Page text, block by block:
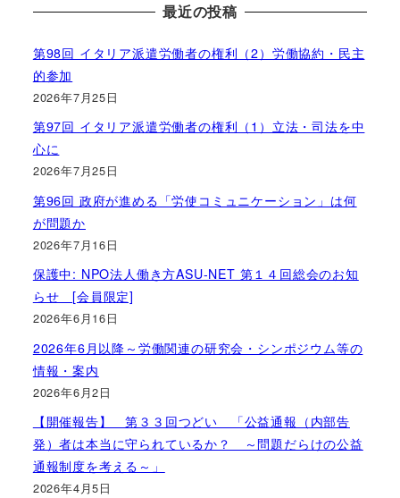
最近の投稿
第98回 イタリア派遣労働者の権利（2）労働協約・民主
的参加
2026年7月25日
第97回 イタリア派遣労働者の権利（1）立法・司法を中
心に
2026年7月25日
第96回 政府が進める「労使コミュニケーション」は何
が問題か
2026年7月16日
保護中: NPO法人働き方ASU-NET 第１４回総会のお知
らせ [会員限定]
2026年6月16日
2026年6月以降～労働関連の研究会・シンポジウム等の
情報・案内
2026年6月2日
【開催報告】 第３３回つどい 「公益通報（内部告
発）者は本当に守られているか？ ～問題だらけの公益
通報制度を考える～」
2026年4月5日